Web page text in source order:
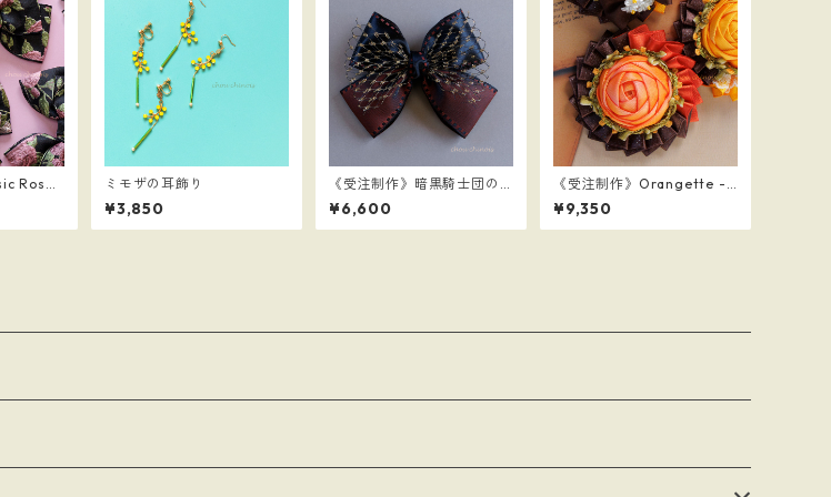
Rose
ミモザの耳飾り
¥3,850
《受注制作》暗黒騎士団の
ヘアバレッタ
¥6,600
《受注制作》Orangette -b
lood orange-
¥9,350